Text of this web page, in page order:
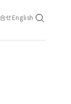
せEnglish